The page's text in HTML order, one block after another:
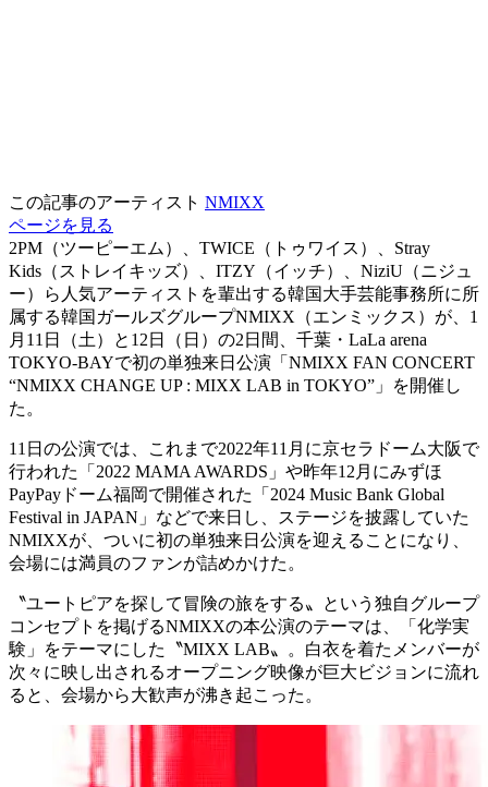
この記事のアーティスト NMIXX
ページを見る
2PM（ツーピーエム）、TWICE（トゥワイス）、Stray
Kids（ストレイキッズ）、ITZY（イッチ）、NiziU（ニジュ
ー）ら人気アーティストを輩出する韓国大手芸能事務所に所
属する韓国ガールズグループNMIXX（エンミックス）が、1
月11日（土）と12日（日）の2日間、千葉・LaLa arena
TOKYO-BAYで初の単独来日公演「NMIXX FAN CONCERT
“NMIXX CHANGE UP : MIXX LAB in TOKYO”」を開催し
た。
11日の公演では、これまで2022年11月に京セラドーム大阪で
行われた「2022 MAMA AWARDS」や昨年12月にみずほ
PayPayドーム福岡で開催された「2024 Music Bank Global
Festival in JAPAN」などで来日し、ステージを披露していた
NMIXXが、ついに初の単独来日公演を迎えることになり、
会場には満員のファンが詰めかけた。
〝ユートピアを探して冒険の旅をする〟という独自グループ
コンセプトを掲げるNMIXXの本公演のテーマは、「化学実
験」をテーマにした〝MIXX LAB〟。白衣を着たメンバーが
次々に映し出されるオープニング映像が巨大ビジョンに流れ
ると、会場から大歓声が沸き起こった。